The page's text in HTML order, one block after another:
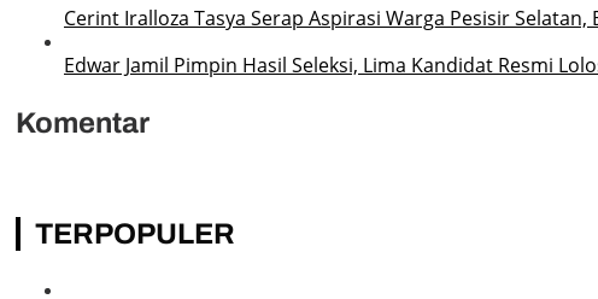
Cerint Iralloza Tasya Serap Aspirasi Warga Pesisir Selatan,
Edwar Jamil Pimpin Hasil Seleksi, Lima Kandidat Resmi
Komentar
TERPOPULER